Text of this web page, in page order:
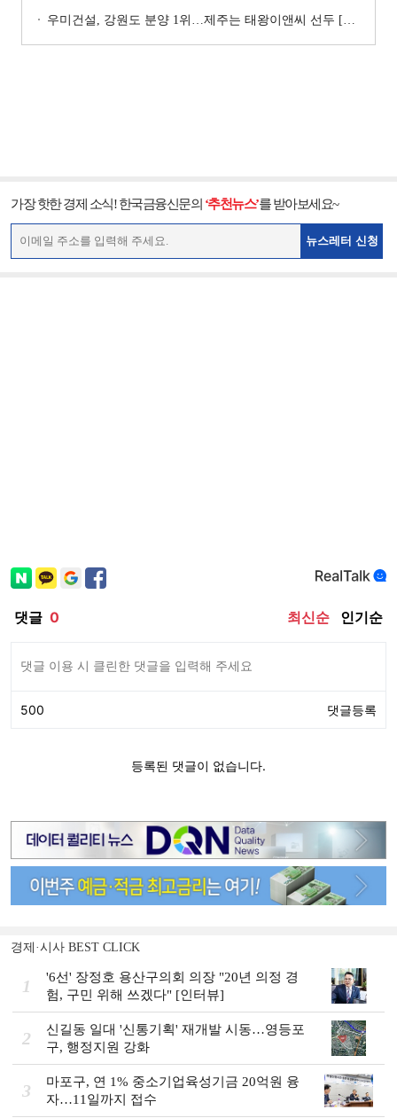
우미건설, 강원도 분양 1위…제주는 태왕이앤씨 선두 [이 지역 분양왕-강원·제주]
가장 핫한 경제 소식! 한국금융신문의 ‘추천뉴스’를 받아보세요~
뉴스레터 신청
경제·시사 BEST CLICK
1
'6선' 장정호 용산구의회 의장 "20년 의정 경
험, 구민 위해 쓰겠다" [인터뷰]
2
신길동 일대 '신통기획' 재개발 시동…영등포
구, 행정지원 강화
3
마포구, 연 1% 중소기업육성기금 20억원 융
자…11일까지 접수